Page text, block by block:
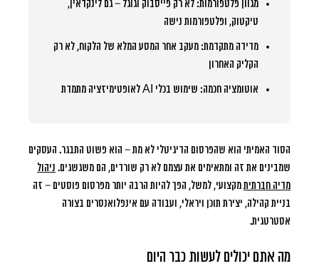
מגוון פלטפורמות: לא רק פייסבוק וגוגל – גם לינקדאין,
טיקטוק, ופלטפורמות נישה
מדידה מתקדמת: מעקב אחר המסע המלא של הלקוח, לא רק
הקליק האחרון
אוטומציה חכמה: שימוש בכלי AI לאופטימיזציה מתמדת
הסוד האמיתי הוא שהפרסום הדיגיטלי לא מת – הוא פשוט התבגר. העסקים
שמבינים את זה ומתאימים את עצמם לא רק שורדים, הם משגשגים. ניהול
מדיה חברתיתמקצועי, למשל, הפך להיות הרבה יותר מפרסום פוסטים – זה
בניית קהילה, יצירת תוכן ויראלי, ועבודה עם אינפלואנסרים בצורה
אסטרטגית.
מה אתם יכולים לעשות כבר היום